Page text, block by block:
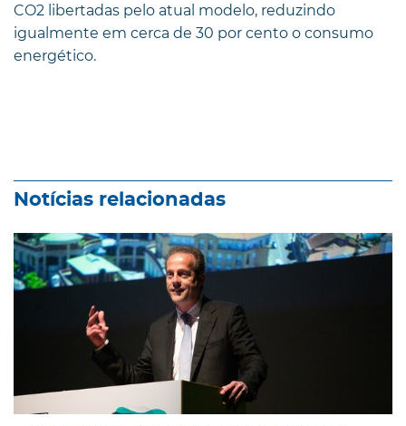
CO2 libertadas pelo atual modelo, reduzindo
igualmente em cerca de 30 por cento o consumo
energético.
Notícias relacionadas